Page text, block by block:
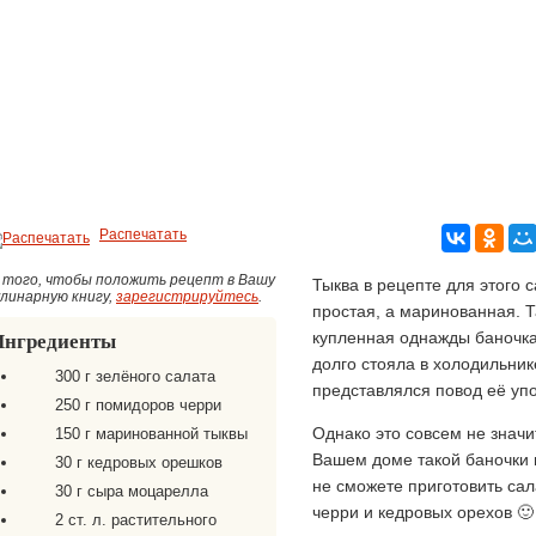
Распечатать
того, чтобы положить рецепт в Вашу
книгу, зарегистрируйтесь.
300 г зелёного салата
250 г помидоров черри
150 г маринованной тыквы
30 г кедровых орешков
30 г сыра моцарелла
2 ст. л. растительного
Тыква в рецепте для этого
простая, а маринованная.
купленная однажды
долго стояла в
представлялся повод её
Однако это совсем не
Вашем доме такой баночки
не сможете приготовить
черри и кедровых орехов